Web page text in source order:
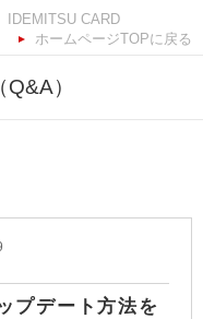
ホームページTOPに戻る
）
プデート方法を